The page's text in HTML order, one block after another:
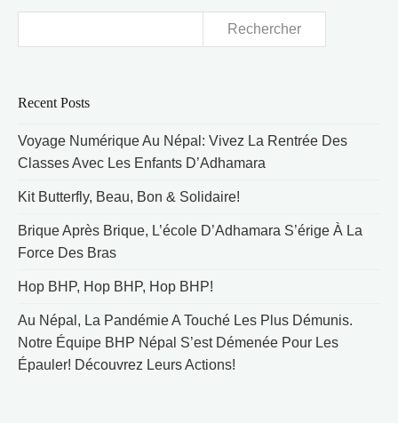
Recent Posts
Voyage Numérique Au Népal: Vivez La Rentrée Des
Classes Avec Les Enfants D’Adhamara
Kit Butterfly, Beau, Bon & Solidaire!
Brique Après Brique, L’école D’Adhamara S’érige À La
Force Des Bras
Hop BHP, Hop BHP, Hop BHP!
Au Népal, La Pandémie A Touché Les Plus Démunis.
Notre Équipe BHP Népal S’est Démenée Pour Les
Épauler! Découvrez Leurs Actions!